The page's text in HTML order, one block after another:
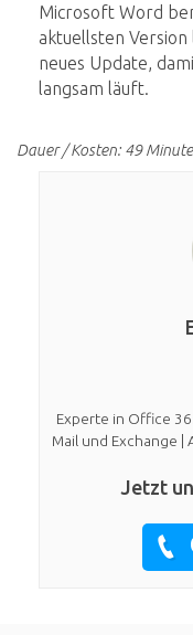
Microsoft Word
aktuellsten
neues Update,
langsam läuft.
Dauer / Kosten: 49
Experte in Office
Mail und Exchange |
Jetzt